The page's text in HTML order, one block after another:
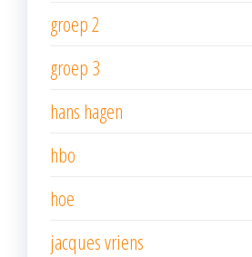
groep 2
groep 3
hans hagen
hbo
hoe
jacques vriens